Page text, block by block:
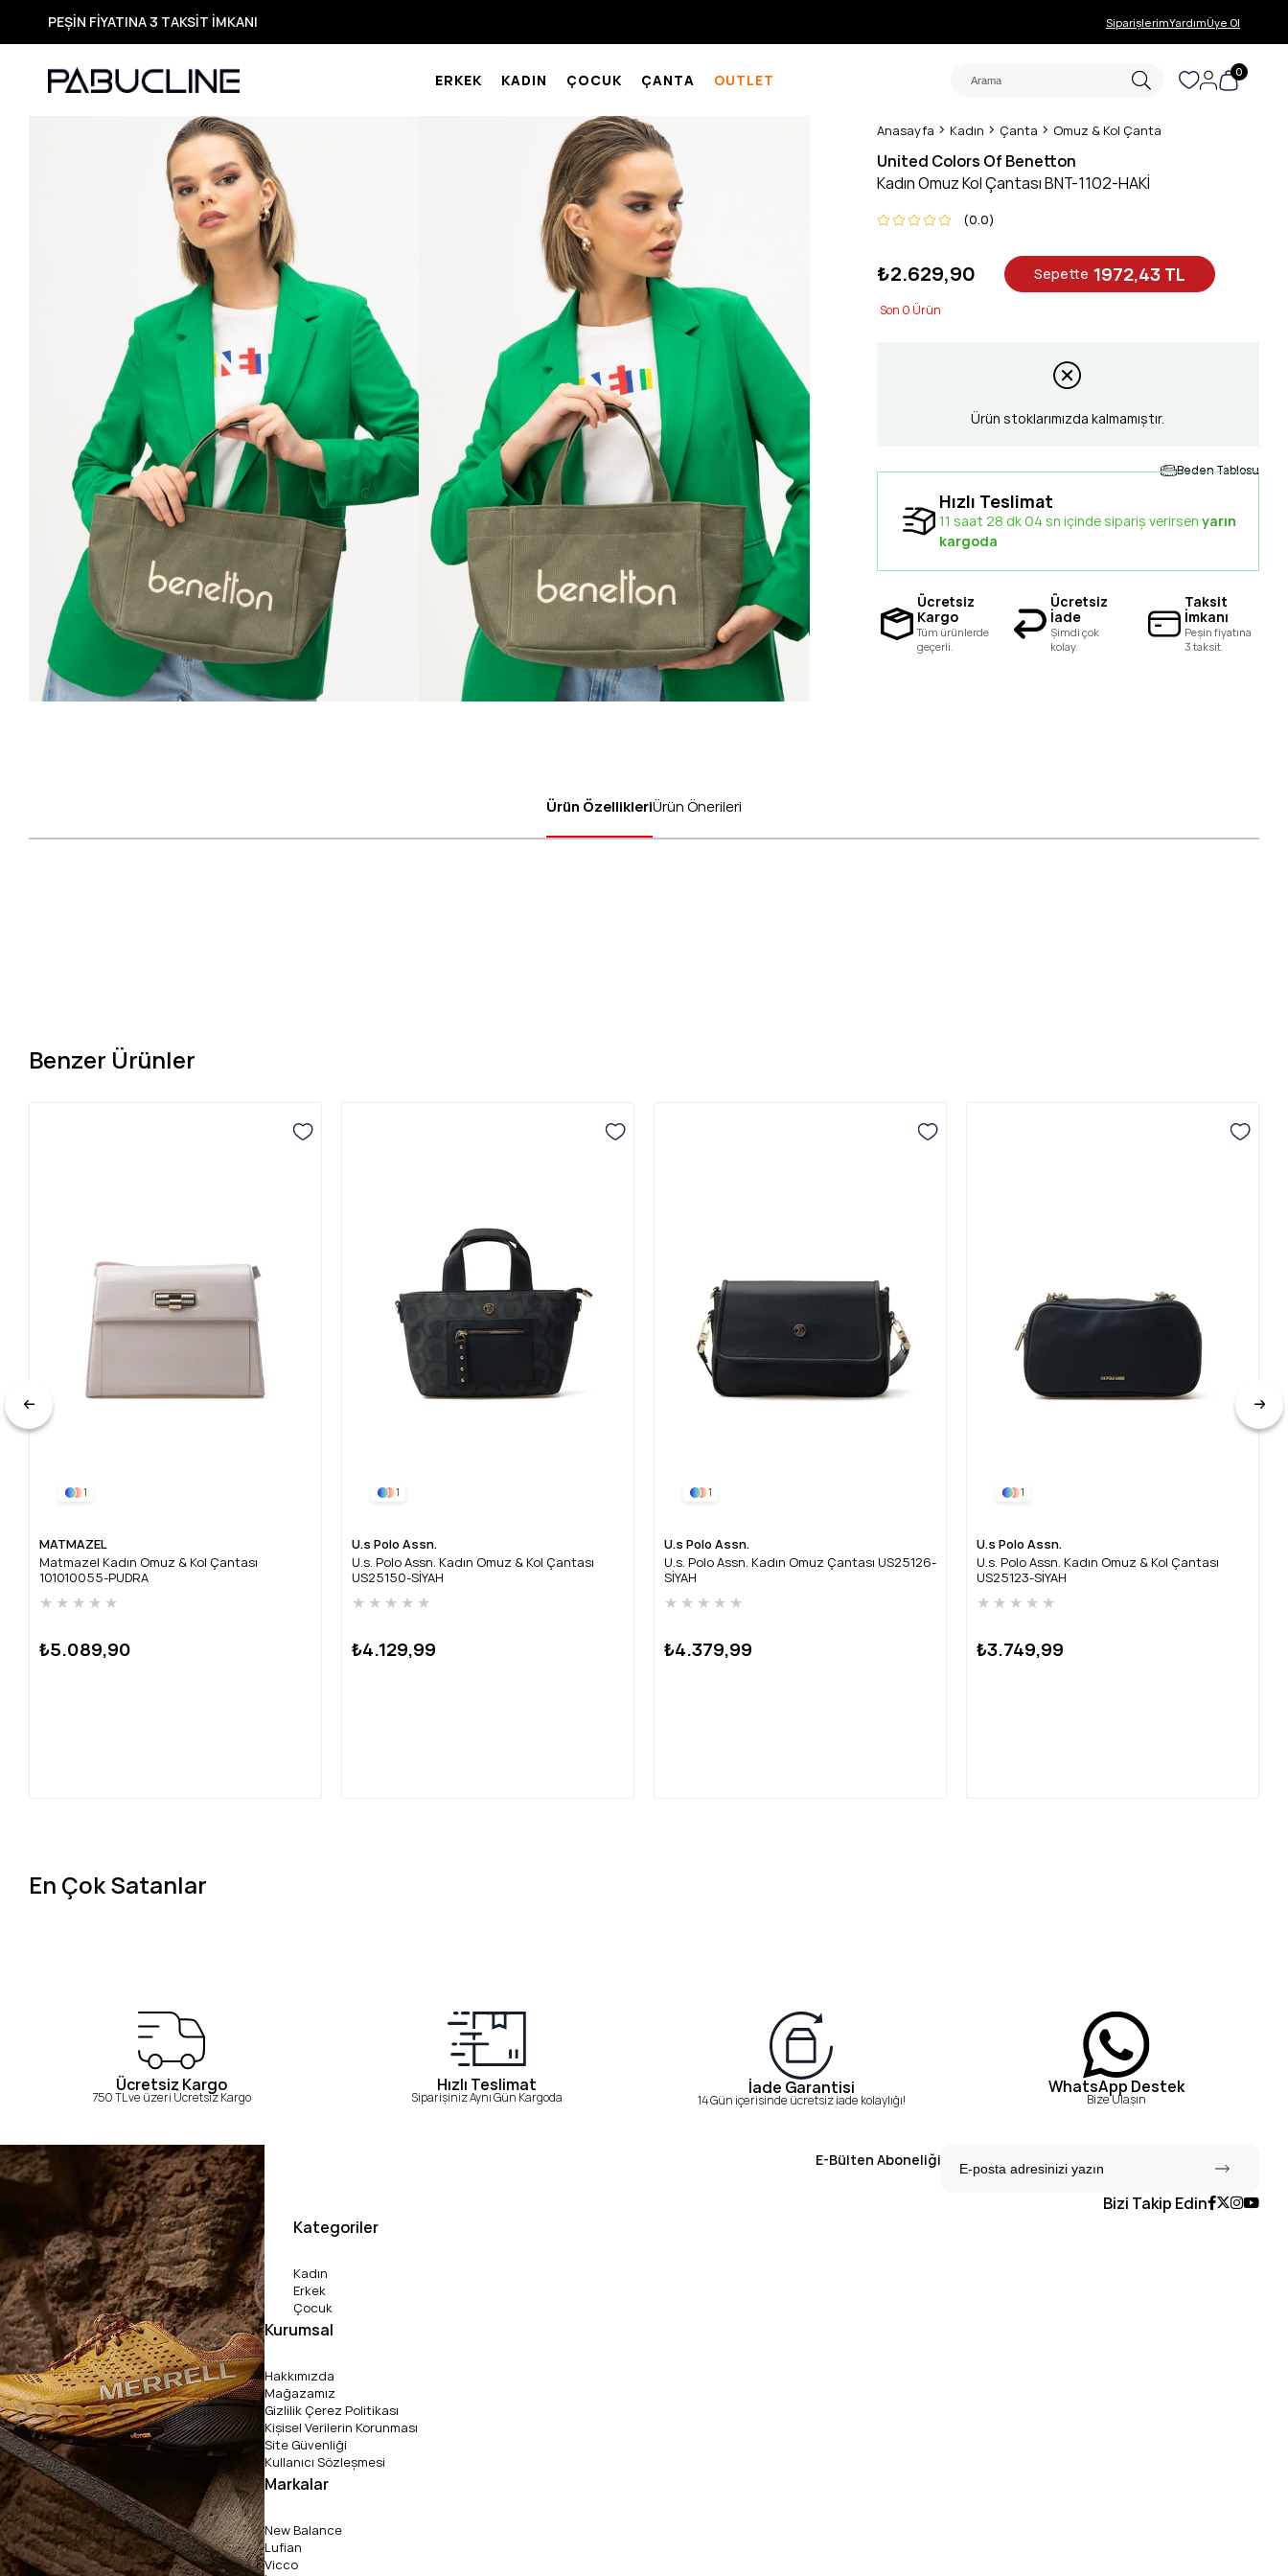
PEŞİN FİYATINA 3 TAKSİT İMKANI
TÜM ÜRÜNLERDE ÜCRETSİZ KARGO
Yeni Sezon Ürünlerde Özel Fırsatlar
Seçili Ürünlerde Hızlı Teslimat
SiparişlerimYardımÜye Ol
ERKEK KADIN ÇOCUK ÇANTA OUTLET 0
Anasayfa Kadın Çanta Omuz & Kol Çanta
United Colors Of Benetton
Kadın Omuz Kol Çantası BNT-1102-HAKİ
0.0
₺2.629,90 Sepette 1972,43 TL
0
Ürün stoklarımızda kalmamıştır.
Beden Tablosu
Hızlı Teslimat
11 saat 28 dk 03 sn içinde sipariş verirsen yarın
kargoda
Ücretsiz
Kargo
Tüm ürünlerde
geçerli.
Ücretsiz
İade
Şimdi çok
kolay.
Taksit
İmkanı
Peşin fiyatına
3 taksit.
Ürün ÖzellikleriÜrün Önerileri
Benzer Ürünler
1
MATMAZEL
Matmazel Kadın Omuz & Kol Çantası
101010055-PUDRA
★ ★ ★ ★ ★
₺5.089,90
1
U.s Polo Assn.
U.s. Polo Assn. Kadın Omuz & Kol Çantası
US25150-SİYAH
★ ★ ★ ★ ★
₺4.129,99
1
U.s Polo Assn.
U.s. Polo Assn. Kadın Omuz Çantası US25126-
SİYAH
★ ★ ★ ★ ★
₺4.379,99
1
U.s Polo Assn.
U.s. Polo Assn. Kadın Omuz & Kol Çantası
US25123-SİYAH
★ ★ ★ ★ ★
₺3.749,99
En Çok Satanlar
Ücretsiz Kargo
750 TL ve üzeri Ücretsiz Kargo
Hızlı Teslimat
Siparişiniz Aynı Gün Kargoda İade Garantisi
14 Gün içerisinde ücretsiz iade kolaylığı!
WhatsApp Destek
Bize Ulaşın
E-Bülten Aboneliği
Bizi Takip Edin
Kategoriler
Kadın
Erkek
Çocuk
Kurumsal
Hakkımızda
Mağazamız
Gizlilik Çerez Politikası
Kişisel Verilerin Korunması
Site Güvenliği
Kullanıcı Sözleşmesi
Markalar
New Balance
Lufian
Vicco